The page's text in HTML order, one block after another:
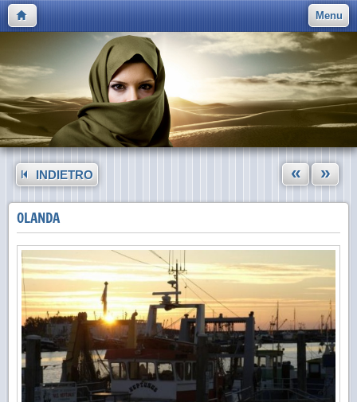
Menu
INDIETRO « »
OLANDA